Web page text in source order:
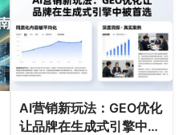
AI营销新玩法：GEO优化
让品牌在生成式引擎中被